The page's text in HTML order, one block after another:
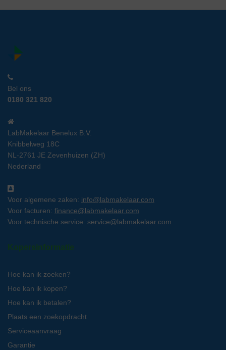
Bel ons
0180 321 820
LabMakelaar Benelux B.V.
Knibbelweg 18C
NL-2761 JE Zevenhuizen (ZH)
Nederland
Voor algemene zaken: info@labmakelaar.com
Voor facturen: finance@labmakelaar.com
Voor technische service: service@labmakelaar.com
Kopersinformatie
Hoe kan ik zoeken?
Hoe kan ik kopen?
Hoe kan ik betalen?
Plaats een zoekopdracht
Serviceaanvraag
Garantie